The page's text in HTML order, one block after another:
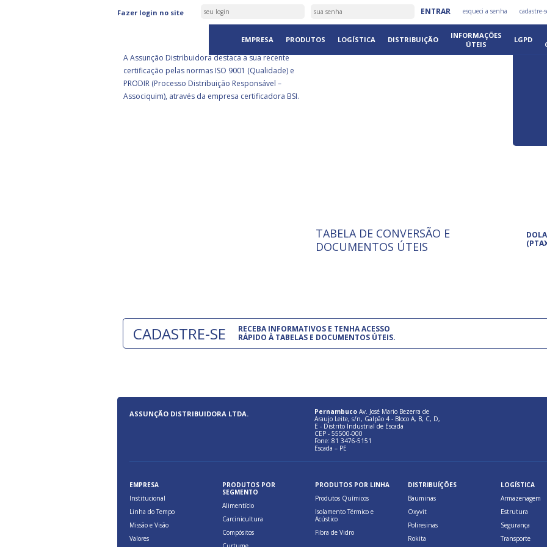
Fazer login no site ENTRAR esqueci a senha cadastre-
EMPRESA PRODUTOS LOGÍSTICA DISTRIBUIÇÃO
INFORMAÇÕES
ÚTEIS
LGPD
ASSUNÇÃO DISTRIBUIDORA É
CERTIFICADA PELA BSI
A Assunção Distribuidora destaca a sua recente
certificação pelas normas ISO 9001 (Qualidade) e
PRODIR (Processo Distribuição Responsável –
Associquim), através da empresa certificadora BSI.
ISO 9001: 2015
A International Organization for
Standardization é um conjunto de
TABELA DE CONVERSÃO E
DOCUMENTOS ÚTEIS
CADASTRE-SE
RECEBA INFORMATIVOS E TENHA ACESSO
RÁPIDO À TABELAS E DOCUMENTOS ÚTEIS.
ASSUNÇÃO DISTRIBUIDORA LTDA. Pernambuco Av. José Mario Bezerra de
Araujo Leite, s/n, Galpão 4 - Bloco A, B, C, D,
E - Distrito Industrial de Escada
CEP - 55500-000
Fone: 81 3476-5151
Escada – PE
EMPRESA
Institucional
Linha do Tempo
Missão e Visão
Valores
PRODUTOS POR
SEGMENTO
Alimentício
Carcinicultura
Compósitos
PRODUTOS POR LINHA
Produtos Químicos
Isolamento Térmico e
Acústico
Fibra de Vidro
DISTRIBUÍÇÕES
Bauminas
Oxyvit
Poliresinas
Rokita
LOGÍSTICA
Armazenagem
Estrutura
Segurança
Transporte